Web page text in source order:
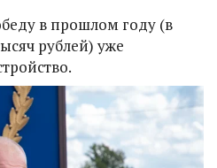
в прошлом году (в
рублей) уже